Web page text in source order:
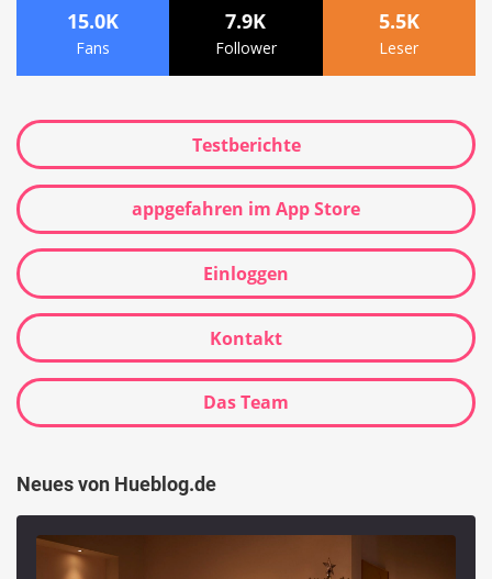
15.0K
Fans
7.9K
Follower
5.5K
Leser
Testberichte
appgefahren im App Store
Einloggen
Kontakt
Das Team
Neues von Hueblog.de